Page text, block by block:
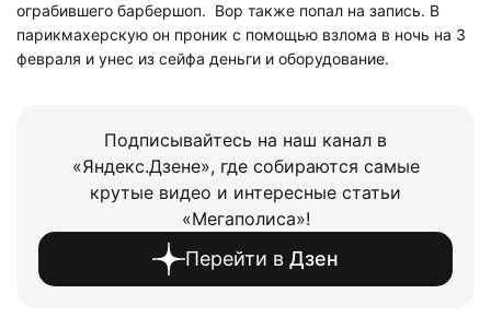
ограбившего барбершоп. Вор также попал на запись. В
парикмахерскую он проник с помощью взлома в ночь на 3
февраля и унес из сейфа деньги и оборудование.
Подписывайтесь на наш канал в
«Яндекс.Дзене», где собираются самые
крутые видео и интересные статьи
«Мегаполиса»!
Перейти в Дзен